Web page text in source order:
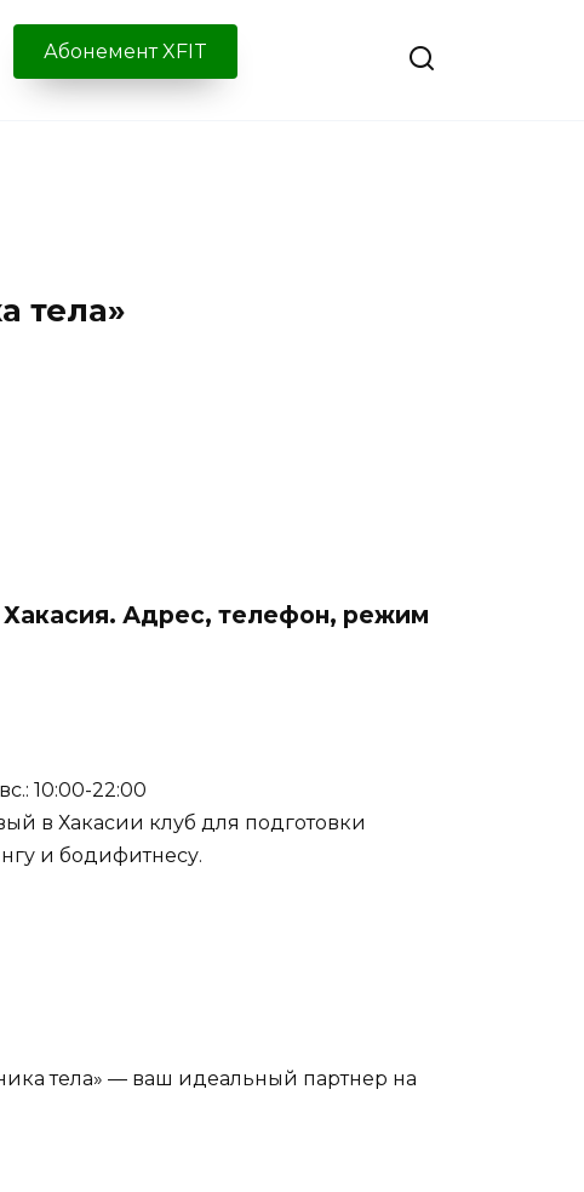
Абонемент XFIT
тела»
Хакасия. Адрес, телефон, режим
10:00-22:00
в Хакасии клуб для подготовки
и бодифитнесу.
тела» — ваш идеальный партнер на